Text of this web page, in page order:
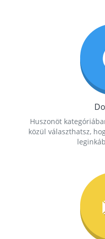
Huszonöt
közül választhatsz,